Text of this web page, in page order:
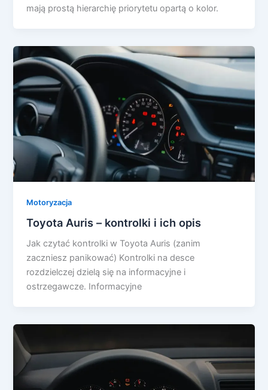
mają prostą hierarchię priorytetu opartą o kolor.
Motoryzacja
Toyota Auris – kontrolki i ich opis
Jak czytać kontrolki w Toyota Auris (zanim
zaczniesz panikować) Kontrolki na desce
rozdzielczej dzielą się na informacyjne i
ostrzegawcze. Informacyjne